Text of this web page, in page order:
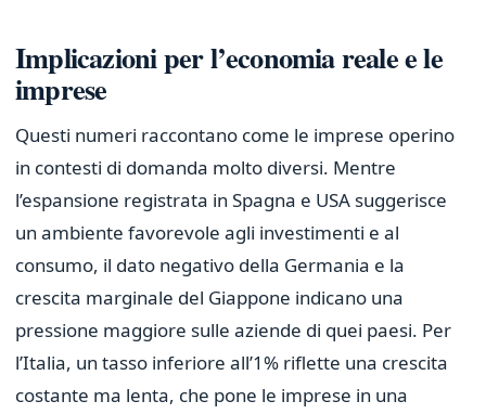
Implicazioni per l’economia reale e le
imprese
Questi numeri raccontano come le imprese operino
in contesti di domanda molto diversi. Mentre
l’espansione registrata in Spagna e USA suggerisce
un ambiente favorevole agli investimenti e al
consumo, il dato negativo della Germania e la
crescita marginale del Giappone indicano una
pressione maggiore sulle aziende di quei paesi. Per
l’Italia, un tasso inferiore all’1% riflette una crescita
costante ma lenta, che pone le imprese in una